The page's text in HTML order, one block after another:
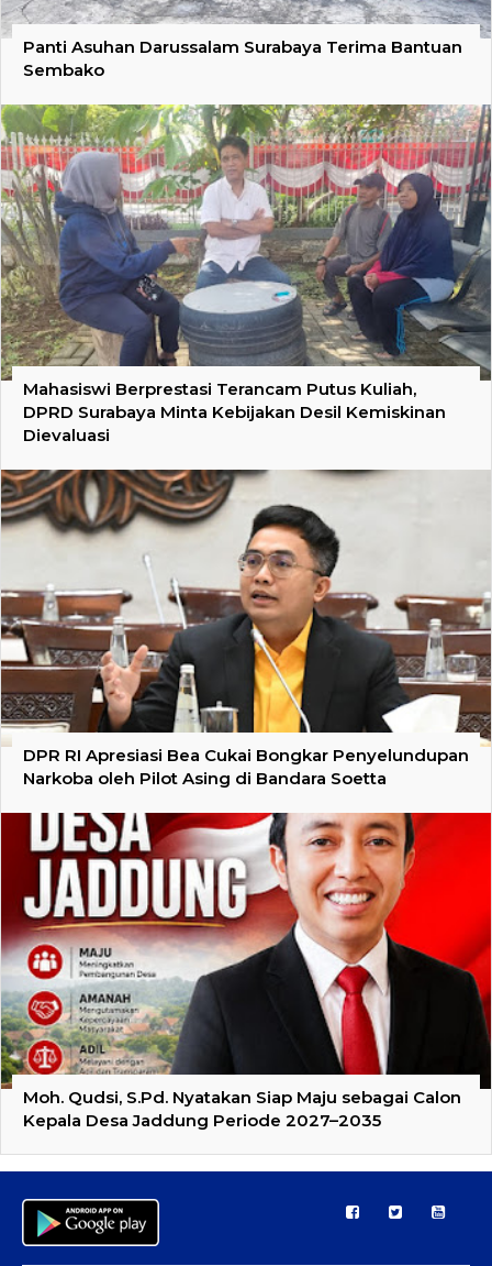
Panti Asuhan Darussalam Surabaya Terima Bantuan
Sembako
Mahasiswi Berprestasi Terancam Putus Kuliah,
DPRD Surabaya Minta Kebijakan Desil Kemiskinan
Dievaluasi
DPR RI Apresiasi Bea Cukai Bongkar Penyelundupan
Narkoba oleh Pilot Asing di Bandara Soetta
Moh. Qudsi, S.Pd. Nyatakan Siap Maju sebagai Calon
Kepala Desa Jaddung Periode 2027–2035